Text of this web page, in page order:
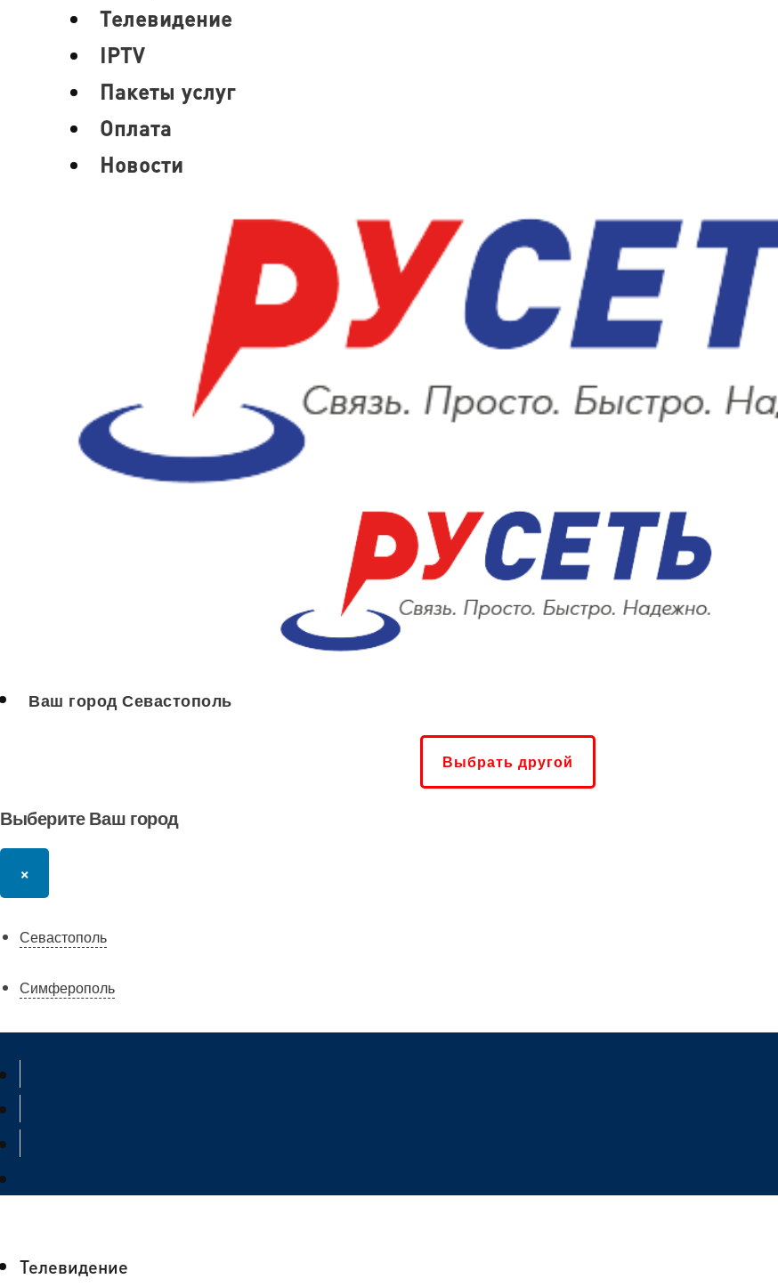
Телевидение
IPTV
Пакеты услуг
Оплата
Новости
Ваш город Севастополь
Выбрать другой
Выберите Ваш город
×
Севастополь
Симферополь
Телевидение